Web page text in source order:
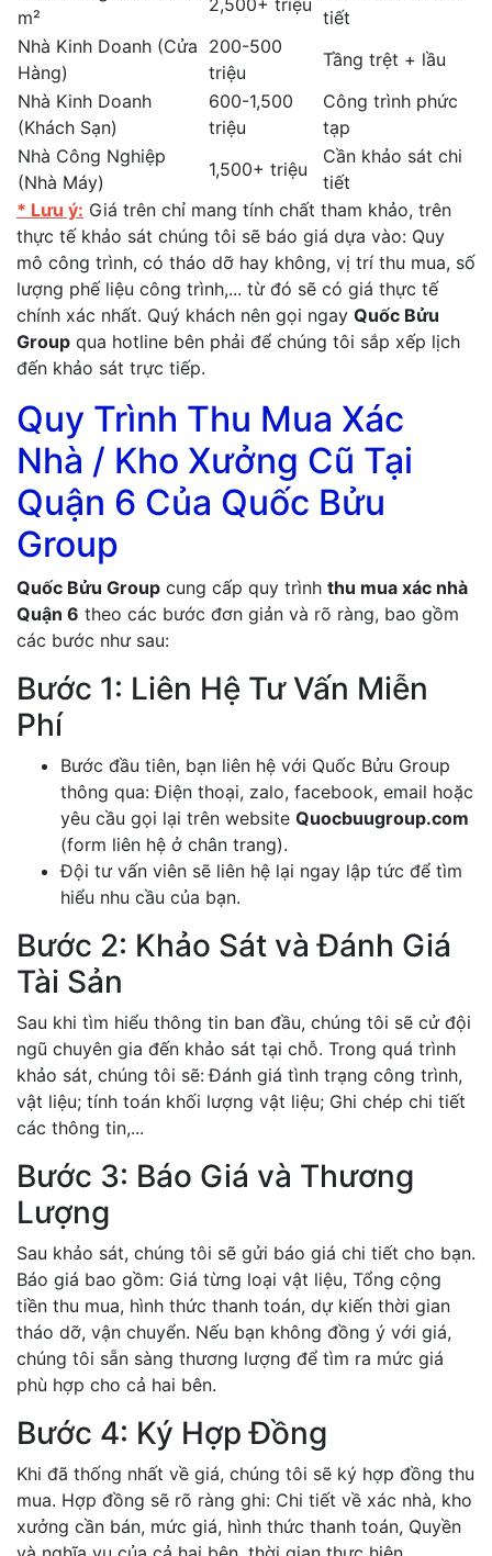
m²
2,500+ triệu
tiết
Nhà Kinh Doanh (Cửa
Hàng)
200-500
triệu
Tầng trệt + lầu
Nhà Kinh Doanh
(Khách Sạn)
600-1,500
triệu
Công trình phức
tạp
Nhà Công Nghiệp
(Nhà Máy)
1,500+ triệu
Cần khảo sát chi
tiết
* Lưu ý: Giá trên chỉ mang tính chất tham khảo, trên
thực tế khảo sát chúng tôi sẽ báo giá dựa vào: Quy
mô công trình, có tháo dỡ hay không, vị trí thu mua, số
lượng phế liệu công trình,... từ đó sẽ có giá thực tế
chính xác nhất. Quý khách nên gọi ngay Quốc Bửu
Group qua hotline bên phải để chúng tôi sắp xếp lịch
đến khảo sát trực tiếp.
Quy Trình Thu Mua Xác
Nhà / Kho Xưởng Cũ Tại
Quận 6 Của Quốc Bửu
Group
Quốc Bửu Group cung cấp quy trình thu mua xác nhà
Quận 6 theo các bước đơn giản và rõ ràng, bao gồm
các bước như sau:
Bước 1: Liên Hệ Tư Vấn Miễn
Phí
Bước đầu tiên, bạn liên hệ với Quốc Bửu Group
thông qua: Điện thoại, zalo, facebook, email hoặc
yêu cầu gọi lại trên website Quocbuugroup.com
(form liên hệ ở chân trang).
Đội tư vấn viên sẽ liên hệ lại ngay lập tức để tìm
hiểu nhu cầu của bạn.
Bước 2: Khảo Sát và Đánh Giá
Tài Sản
Sau khi tìm hiểu thông tin ban đầu, chúng tôi sẽ cử đội
ngũ chuyên gia đến khảo sát tại chỗ. Trong quá trình
khảo sát, chúng tôi sẽ: Đánh giá tình trạng công trình,
vật liệu; tính toán khối lượng vật liệu; Ghi chép chi tiết
các thông tin,...
Bước 3: Báo Giá và Thương
Lượng
Sau khảo sát, chúng tôi sẽ gửi báo giá chi tiết cho bạn.
Báo giá bao gồm: Giá từng loại vật liệu, Tổng cộng
tiền thu mua, hình thức thanh toán, dự kiến thời gian
tháo dỡ, vận chuyển. Nếu bạn không đồng ý với giá,
chúng tôi sẵn sàng thương lượng để tìm ra mức giá
phù hợp cho cả hai bên.
Bước 4: Ký Hợp Đồng
Khi đã thống nhất về giá, chúng tôi sẽ ký hợp đồng thu
mua. Hợp đồng sẽ rõ ràng ghi: Chi tiết về xác nhà, kho
xưởng cần bán, mức giá, hình thức thanh toán, Quyền